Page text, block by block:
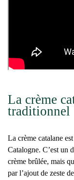
La crème
traditionnel
La crème catalane
Catalogne. C’est un
crème brûlée, mais
par l’ajout de zeste